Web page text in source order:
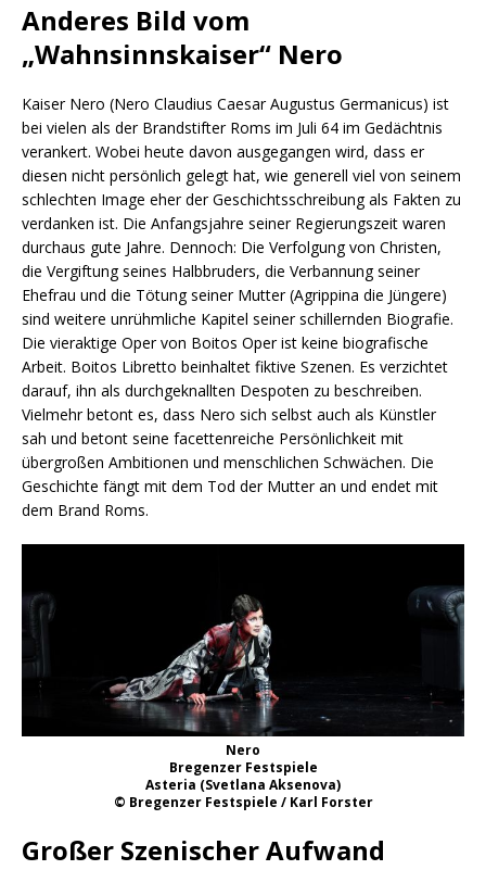
Anderes Bild vom
„Wahnsinnskaiser“ Nero
Kaiser Nero (Nero Claudius Caesar Augustus Germanicus) ist
bei vielen als der Brandstifter Roms im Juli 64 im Gedächtnis
verankert. Wobei heute davon ausgegangen wird, dass er
diesen nicht persönlich gelegt hat, wie generell viel von seinem
schlechten Image eher der Geschichtsschreibung als Fakten zu
verdanken ist. Die Anfangsjahre seiner Regierungszeit waren
durchaus gute Jahre. Dennoch: Die Verfolgung von Christen,
die Vergiftung seines Halbbruders, die Verbannung seiner
Ehefrau und die Tötung seiner Mutter (Agrippina die Jüngere)
sind weitere unrühmliche Kapitel seiner schillernden Biografie.
Die vieraktige Oper von Boitos Oper ist keine biografische
Arbeit. Boitos Libretto beinhaltet fiktive Szenen. Es verzichtet
darauf, ihn als durchgeknallten Despoten zu beschreiben.
Vielmehr betont es, dass Nero sich selbst auch als Künstler
sah und betont seine facettenreiche Persönlichkeit mit
übergroßen Ambitionen und menschlichen Schwächen. Die
Geschichte fängt mit dem Tod der Mutter an und endet mit
dem Brand Roms.
Nero
Bregenzer Festspiele
Asteria (Svetlana Aksenova)
© Bregenzer Festspiele / Karl Forster
Großer Szenischer Aufwand